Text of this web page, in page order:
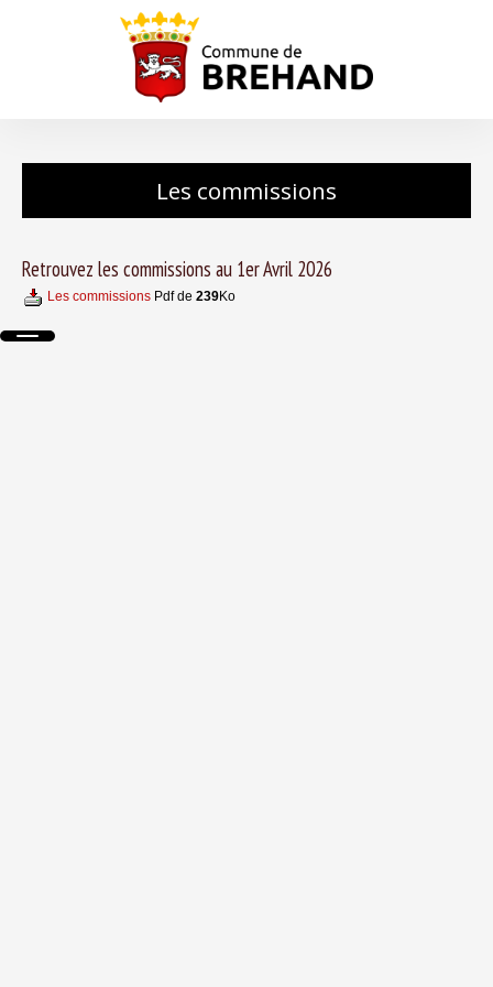
Les commissions
Retrouvez les commissions au 1er Avril 2026
Les commissions Pdf de 239Ko